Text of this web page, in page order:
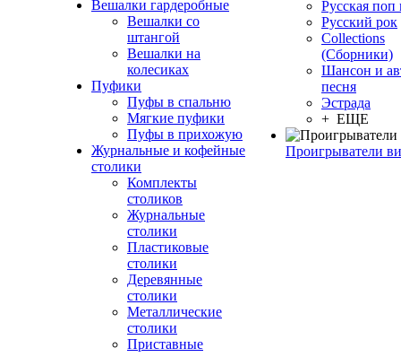
Вешалки гардеробные
Вешалки со
штангой
Вешалки на
колесиках
Пуфики
Пуфы в спальню
Мягкие пуфики
Пуфы в прихожую
Журнальные и кофейные
столики
Комплекты
столиков
Журнальные
столики
Пластиковые
столики
Деревянные
столики
Металлические
столики
Приставные
Русская поп
Русский рок
Сollections
(Сборники)
Шансон и
песня
Эстрада
+ ЕЩЕ
Проигрыватели